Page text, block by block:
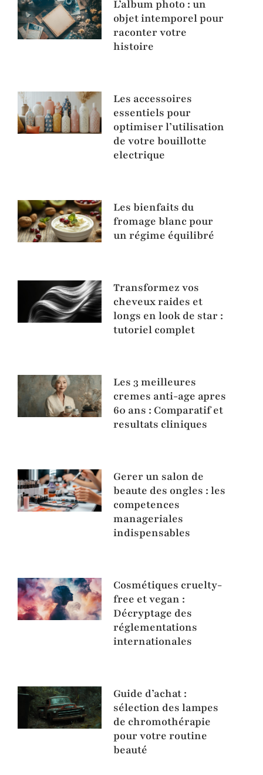
L’album photo : un
objet intemporel pour
raconter votre
histoire
Les accessoires
essentiels pour
optimiser l’utilisation
de votre bouillotte
electrique
Les bienfaits du
fromage blanc pour
un régime équilibré
Transformez vos
cheveux raides et
longs en look de star :
tutoriel complet
Les 3 meilleures
cremes anti-age apres
60 ans : Comparatif et
resultats cliniques
Gerer un salon de
beaute des ongles : les
competences
manageriales
indispensables
Cosmétiques cruelty-
free et vegan :
Décryptage des
réglementations
internationales
Guide d’achat :
sélection des lampes
de chromothérapie
pour votre routine
beauté